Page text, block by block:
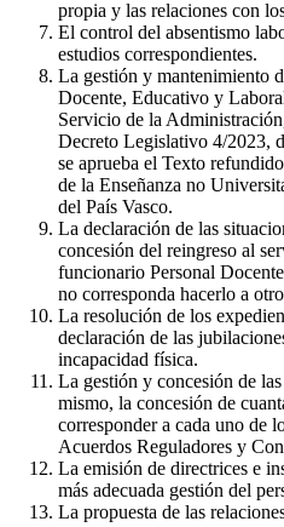
propia y las relaciones con
El control del absentismo
estudios correspondientes.
La gestión y mantenimiento
Docente, Educativo y
Servicio de la
Decreto Legislativo 4/2023,
se aprueba el Texto
de la Enseñanza no
del País Vasco.
La declaración de las
concesión del reingreso al
funcionario Personal
no corresponda hacerlo a
La resolución de los
declaración de las
incapacidad física.
La gestión y concesión de
mismo, la concesión de
corresponder a cada uno de
Acuerdos Reguladores y
La emisión de directrices e
más adecuada gestión del
La propuesta de las